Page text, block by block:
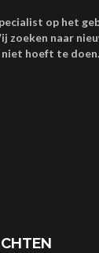
op het
zoeken naar
hoeft te doen.